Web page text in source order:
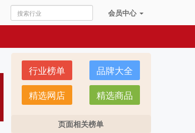
会员中心
行业榜单
品牌大全
精选网店
精选商品
页面相关榜单